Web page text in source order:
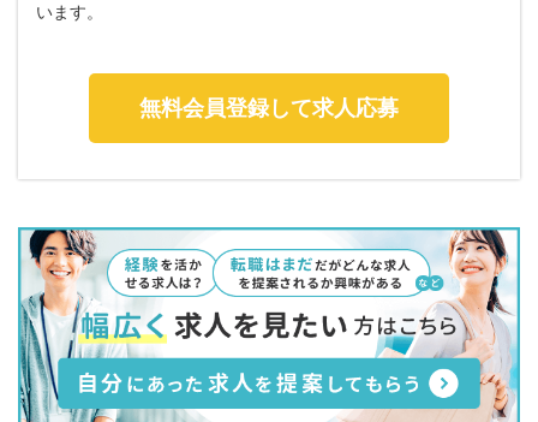
います。
無料会員登録して求人応募